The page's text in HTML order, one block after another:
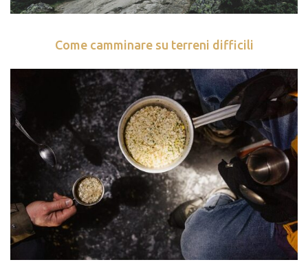
Come camminare su terreni difficili